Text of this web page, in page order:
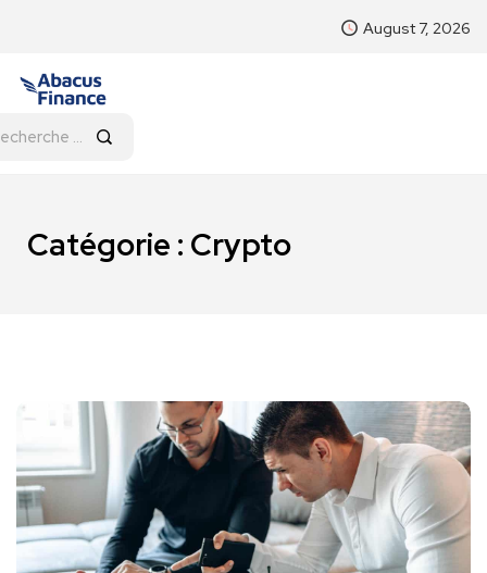
August 7, 2026
Catégorie : Crypto